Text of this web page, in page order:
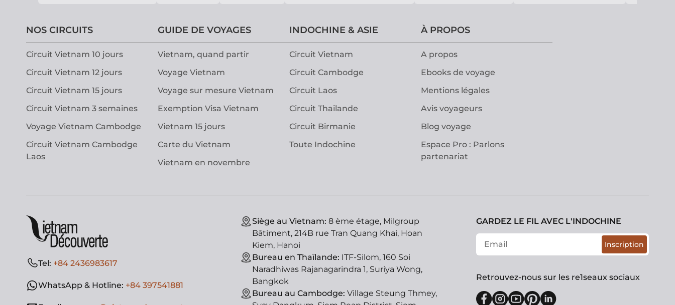
NOS CIRCUITS
Circuit Vietnam 10 jours
Circuit Vietnam 12 jours
Circuit Vietnam 15 jours
Circuit Vietnam 3 semaines
Voyage Vietnam Cambodge
Circuit Vietnam Cambodge
Laos
GUIDE DE VOYAGES
Vietnam, quand partir
Voyage Vietnam
Voyage sur mesure Vietnam
Exemption Visa Vietnam
Vietnam 15 jours
Carte du Vietnam
Vietnam en novembre
INDOCHINE & ASIE
Circuit Vietnam
Circuit Cambodge
Circuit Laos
Circuit Thailande
Circuit Birmanie
Toute Indochine
À PROPOS
A propos
Ebooks de voyage
Mentions légales
Avis voyageurs
Blog voyage
Espace Pro : Parlons
partenariat
Tel: +84 2436983617
WhatsApp & Hotline: +84 397541881
Siège au Vietnam: 8 ème étage, Milgroup
Bâtiment, 214B rue Tran Quang Khai, Hoan
Kiem, Hanoi
Bureau en Thaïlande: ITF-Silom, 160 Soi
Naradhiwas Rajanagarindra 1, Suriya Wong,
Bangkok
Bureau au Cambodge: Village Steung Thmey,
GARDEZ LE FIL AVEC L'INDOCHINE
Inscription
Retrouvez-nous sur les re1seaux sociaux